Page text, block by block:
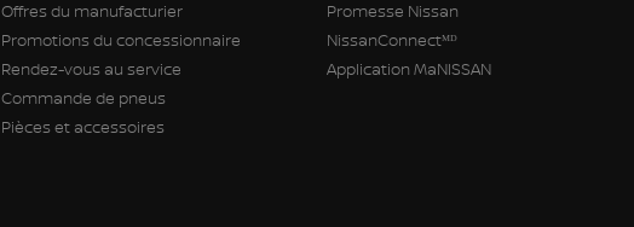
Offres du manufacturier
Promotions du concessionnaire
Rendez-vous au service
Commande de pneus
Pièces et accessoires
Promesse Nissan
NissanConnectᴹᴰ
Application MaNISSAN